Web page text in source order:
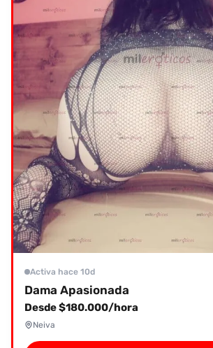
Activa hace 10d
Dama Apasionada
Desde $180.000/hora
Neiva